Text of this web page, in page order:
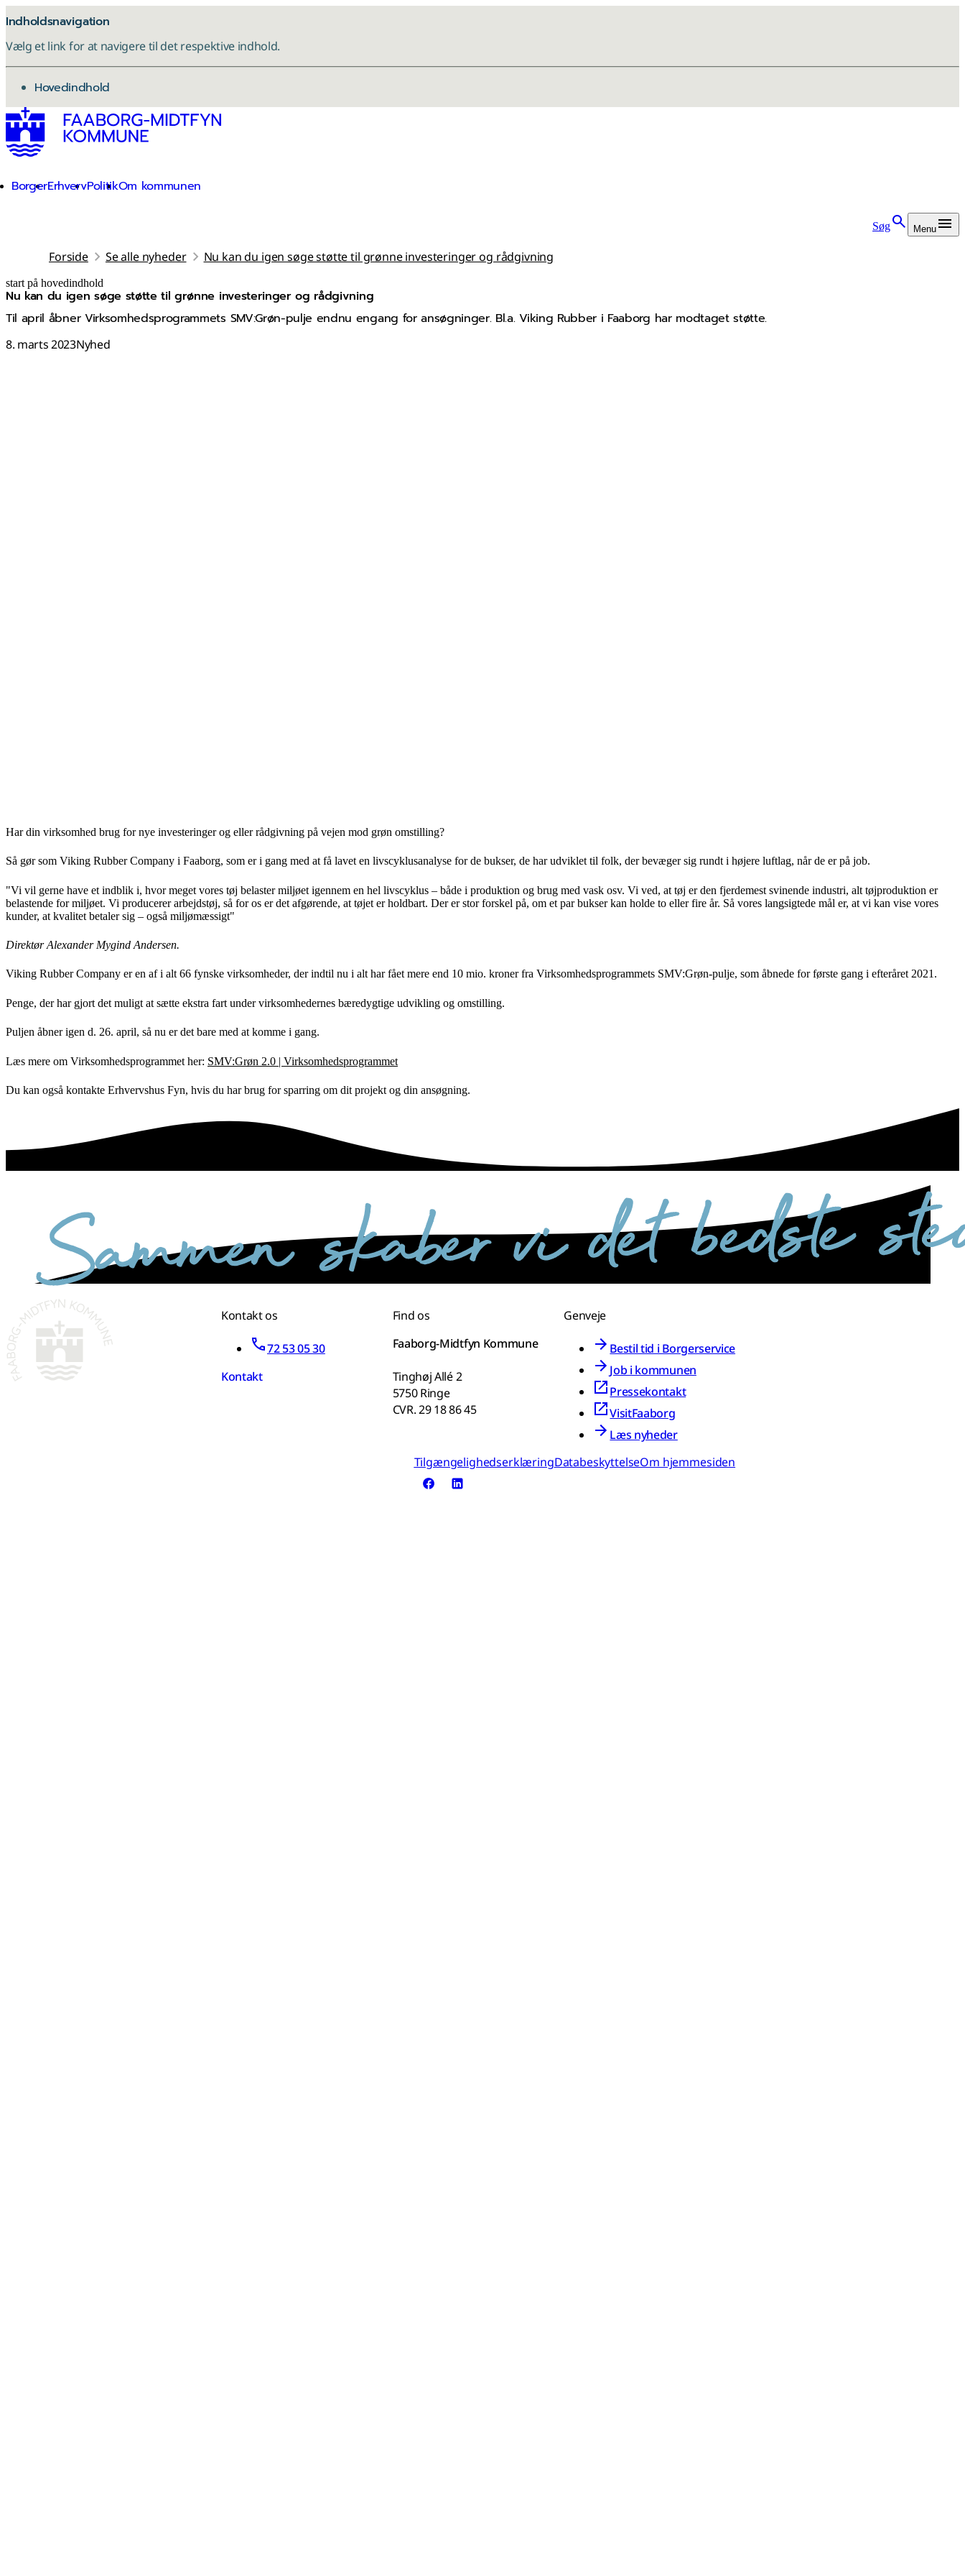
Indholdsnavigation
Vælg et link for at navigere til det respektive indhold.
gå til
Hovedindhold
BorgerErhvervPolitikOm kommunen
Søg Menu
Forside Se alle nyheder Nu kan du igen søge støtte til grønne investeringer og rådgivning
start på hovedindhold
Nu kan du igen søge støtte til grønne investeringer og rådgivning
Til april åbner Virksomhedsprogrammets SMV:Grøn-pulje endnu engang for ansøgninger. Bl.a. Viking Rubber i Faaborg har modtaget støtte.
8. marts 2023Nyhed
senest opdateret 12. november 2025
Har din virksomhed brug for nye investeringer og eller rådgivning på vejen mod grøn omstilling?
Så gør som Viking Rubber Company i Faaborg, som er i gang med at få lavet en livscyklusanalyse for de bukser, de har udviklet til folk, der bevæger sig rundt i højere luftlag, når de er på job.
"Vi vil gerne have et indblik i, hvor meget vores tøj belaster miljøet igennem en hel livscyklus – både i produktion og brug med vask osv. Vi ved, at tøj er den fjerdemest svinende industri, alt tøjproduktion er
belastende for miljøet. Vi producerer arbejdstøj, så for os er det afgørende, at tøjet er holdbart. Der er stor forskel på, om et par bukser kan holde to eller fire år. Så vores langsigtede mål er, at vi kan vise vores
kunder, at kvalitet betaler sig – også miljømæssigt"
Direktør Alexander Mygind Andersen.
Viking Rubber Company er en af i alt 66 fynske virksomheder, der indtil nu i alt har fået mere end 10 mio. kroner fra Virksomhedsprogrammets SMV:Grøn-pulje, som åbnede for første gang i efteråret 2021.
Penge, der har gjort det muligt at sætte ekstra fart under virksomhedernes bæredygtige udvikling og omstilling.
Puljen åbner igen d. 26. april, så nu er det bare med at komme i gang.
Læs mere om Virksomhedsprogrammet her: SMV:Grøn 2.0 | Virksomhedsprogrammet
Du kan også kontakte Erhvervshus Fyn, hvis du har brug for sparring om dit projekt og din ansøgning.
Kontakt os
72 53 05 30
Kontakt
Find os
Faaborg-Midtfyn Kommune
Tinghøj Allé 2
5750 Ringe
CVR. 29 18 86 45
Genveje
Bestil tid i Borgerservice
Job i kommunen
Pressekontakt
VisitFaaborg
Læs nyheder
TilgængelighedserklæringDatabeskyttelseOm hjemmesiden